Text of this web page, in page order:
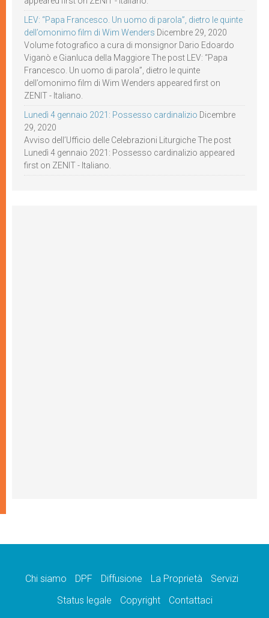
LEV: “Papa Francesco. Un uomo di parola”, dietro le quinte
dell’omonimo film di Wim Wenders Dicembre 29, 2020
Volume fotografico a cura di monsignor Dario Edoardo
Viganò e Gianluca della Maggiore The post LEV: “Papa
Francesco. Un uomo di parola”, dietro le quinte
dell’omonimo film di Wim Wenders appeared first on
ZENIT - Italiano.
Lunedì 4 gennaio 2021: Possesso cardinalizio Dicembre
29, 2020
Avviso dell’Ufficio delle Celebrazioni Liturgiche The post
Lunedì 4 gennaio 2021: Possesso cardinalizio appeared
first on ZENIT - Italiano.
Chi siamo DPF Diffusione La Proprietà
Servizi
Status legale
Copyright Contattaci